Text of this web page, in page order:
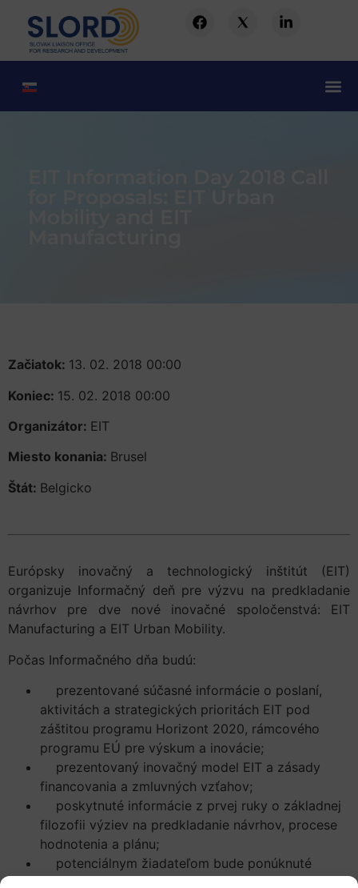
Začiatok: 13. 02. 2018 00:00
Koniec: 15. 02. 2018 00:00
Organizátor: EIT
Miesto konania: Brusel
Štát: Belgicko
Európsky inovačný a technologický inštitút (EIT)
organizuje Informačný deň pre výzvu na predkladanie
návrhov pre dve nové inovačné spoločenstvá: EIT
Manufacturing a EIT Urban Mobility.
Počas Informačného dňa budú:
prezentované súčasné informácie o poslaní,
aktivitách a strategických prioritách EIT pod
záštitou programu Horizont 2020, rámcového
programu EÚ pre výskum a inovácie;
prezentovaný inovačný model EIT a zásady
financovania a zmluvných vzťahov;
poskytnuté informácie z prvej ruky o základnej
filozofii výziev na predkladanie návrhov, procese
hodnotenia a plánu;
potenciálnym žiadateľom bude ponúknuté